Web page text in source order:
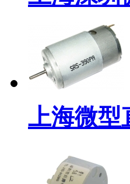
上海微型